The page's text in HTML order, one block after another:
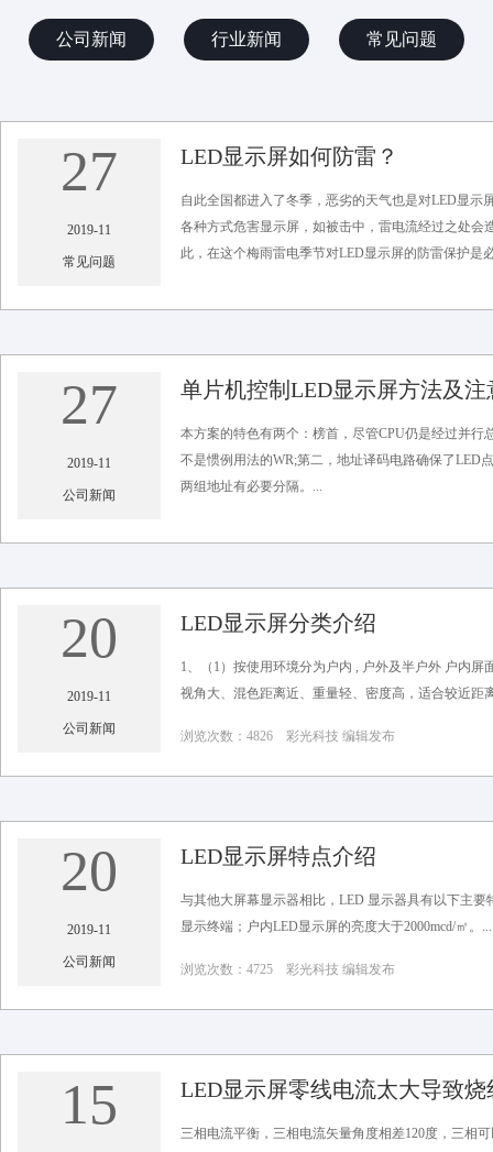
公司新闻 行业新闻 常见问题
27
2019-11
常见问题
LED显示屏如何防雷？
自此全国都进入了冬季，恶劣的天气也是对LED显
各种方式危害显示屏，如被击中，雷电流经过之处
此，在这个梅雨雷电季节对LED显示屏的防雷保护是
27
2019-11
公司新闻
单片机控制LED显示屏方法及
本方案的特色有两个：榜首，尽管CPU仍是经过并
不是惯例用法的WR;第二，地址译码电路确保了LED
两组地址有必要分隔。...
20
2019-11
公司新闻
LED显示屏分类介绍
1、（1）按使用环境分为户内 , 户外及半户外 户内
视角大、混色距离近、重量轻、密度高，适合较近距
浏览次数：4826 彩光科技 编辑发布
20
2019-11
公司新闻
LED显示屏特点介绍
与其他大屏幕显示器相比，LED 显示器具有以下主
显示终端；户内LED显示屏的亮度大于2000mcd/㎡。...
浏览次数：4725 彩光科技 编辑发布
15 LED显示屏零线电流太大导致
三相电流平衡，三相电流矢量角度相差120度，三相